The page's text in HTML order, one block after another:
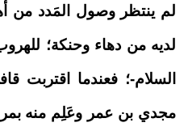
لم ينتظر وصول المَدد من
لديه من دهاء وحنكة؛
السلام-؛ فعندما اقتربت
مجدي بن عمر وعَلِم منه